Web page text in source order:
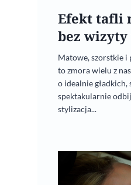
Efekt tafli
bez
Matowe, szorstkie i
to zmora wielu z
o idealnie gładkich,
spektakularnie
stylizacja...